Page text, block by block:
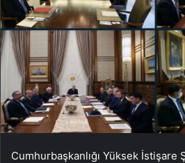
Cumhurbaşkanlığı Yüksek İstişare